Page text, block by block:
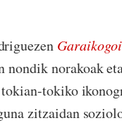
nondik norakoak
tokiko
zitzaidan